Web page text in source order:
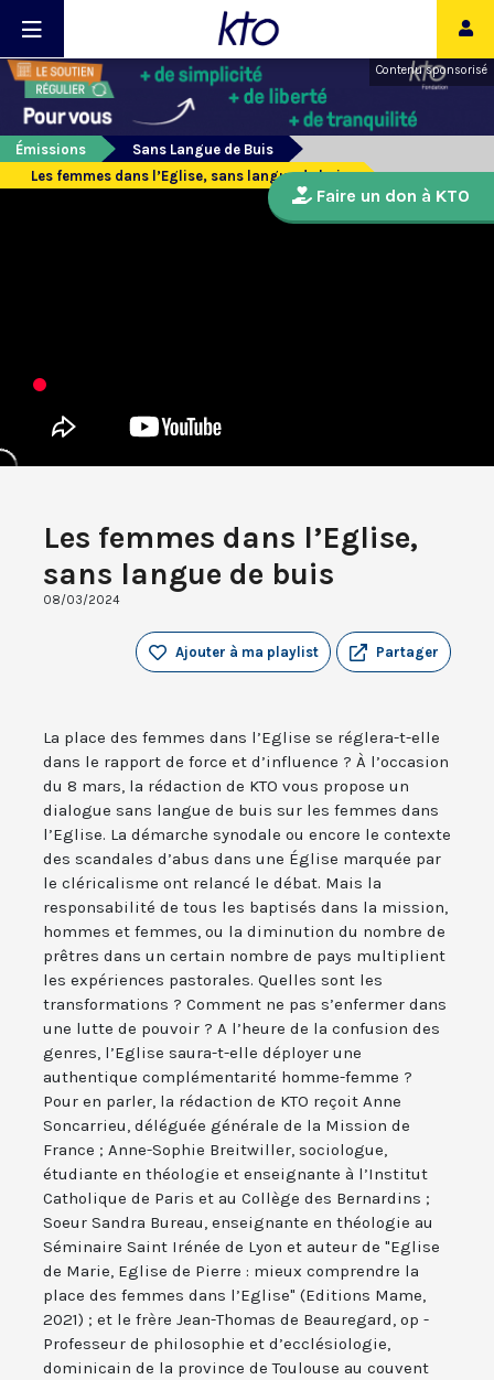
Contenu sponsorisé
Émissions
Sans Langue de Buis
Les femmes dans l’Eglise, sans langue de buis
Les femmes dans l’Eglise,
sans langue de buis
08/03/2024
Partager
Ajouter à ma playlist
La place des femmes dans l’Eglise se réglera-t-elle
dans le rapport de force et d’influence ? À l’occasion
du 8 mars, la rédaction de KTO vous propose un
dialogue sans langue de buis sur les femmes dans
l’Eglise. La démarche synodale ou encore le contexte
des scandales d’abus dans une Église marquée par
le cléricalisme ont relancé le débat. Mais la
responsabilité de tous les baptisés dans la mission,
hommes et femmes, ou la diminution du nombre de
prêtres dans un certain nombre de pays multiplient
les expériences pastorales. Quelles sont les
transformations ? Comment ne pas s’enfermer dans
une lutte de pouvoir ? A l’heure de la confusion des
genres, l’Eglise saura-t-elle déployer une
authentique complémentarité homme-femme ?
Pour en parler, la rédaction de KTO reçoit Anne
Soncarrieu, déléguée générale de la Mission de
France ; Anne-Sophie Breitwiller, sociologue,
étudiante en théologie et enseignante à l’Institut
Catholique de Paris et au Collège des Bernardins ;
Soeur Sandra Bureau, enseignante en théologie au
Séminaire Saint Irénée de Lyon et auteur de "Eglise
de Marie, Eglise de Pierre : mieux comprendre la
place des femmes dans l’Eglise" (Editions Mame,
2021) ; et le frère Jean-Thomas de Beauregard, op -
Professeur de philosophie et d’ecclésiologie,
dominicain de la province de Toulouse au couvent
Faire un don à KTO